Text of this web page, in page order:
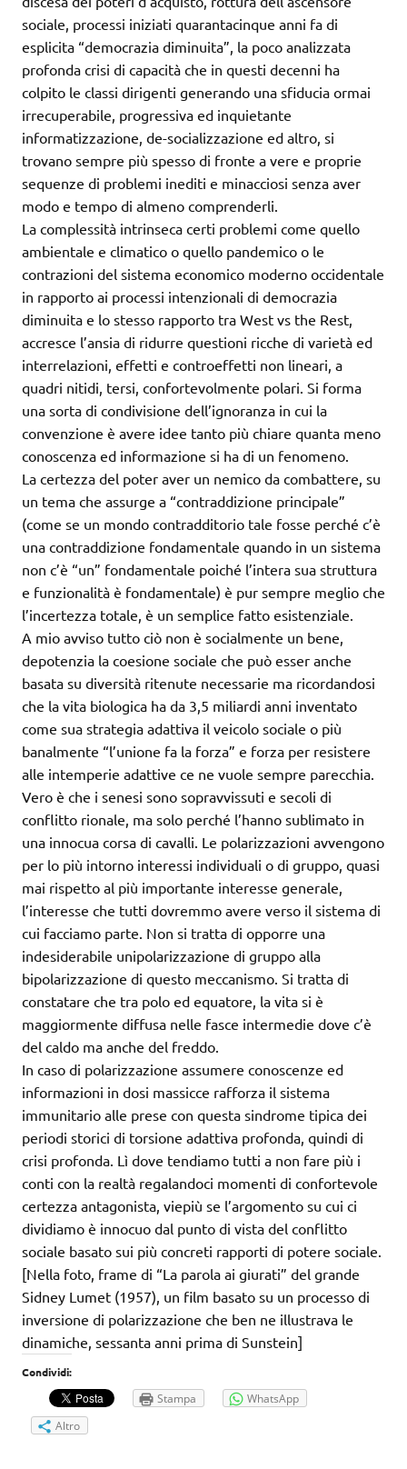
sociale, processi iniziati quarantacinque anni fa di
esplicita “democrazia diminuita”, la poco analizzata
profonda crisi di capacità che in questi decenni ha
colpito le classi dirigenti generando una sfiducia ormai
irrecuperabile, progressiva ed inquietante
informatizzazione, de-socializzazione ed altro, si
trovano sempre più spesso di fronte a vere e proprie
sequenze di problemi inediti e minacciosi senza aver
modo e tempo di almeno comprenderli.
La complessità intrinseca certi problemi come quello
ambientale e climatico o quello pandemico o le
contrazioni del sistema economico moderno occidentale
in rapporto ai processi intenzionali di democrazia
diminuita e lo stesso rapporto tra West vs the Rest,
accresce l’ansia di ridurre questioni ricche di varietà ed
interrelazioni, effetti e controeffetti non lineari, a
quadri nitidi, tersi, confortevolmente polari. Si forma
una sorta di condivisione dell’ignoranza in cui la
convenzione è avere idee tanto più chiare quanta meno
conoscenza ed informazione si ha di un fenomeno.
La certezza del poter aver un nemico da combattere, su
un tema che assurge a “contraddizione principale”
(come se un mondo contradditorio tale fosse perché c’è
una contraddizione fondamentale quando in un sistema
non c’è “un” fondamentale poiché l’intera sua struttura
e funzionalità è fondamentale) è pur sempre meglio che
l’incertezza totale, è un semplice fatto esistenziale.
A mio avviso tutto ciò non è socialmente un bene,
depotenzia la coesione sociale che può esser anche
basata su diversità ritenute necessarie ma ricordandosi
che la vita biologica ha da 3,5 miliardi anni inventato
come sua strategia adattiva il veicolo sociale o più
banalmente “l’unione fa la forza” e forza per resistere
alle intemperie adattive ce ne vuole sempre parecchia.
Vero è che i senesi sono sopravvissuti e secoli di
conflitto rionale, ma solo perché l’hanno sublimato in
una innocua corsa di cavalli. Le polarizzazioni avvengono
per lo più intorno interessi individuali o di gruppo, quasi
mai rispetto al più importante interesse generale,
l’interesse che tutti dovremmo avere verso il sistema di
cui facciamo parte. Non si tratta di opporre una
indesiderabile unipolarizzazione di gruppo alla
bipolarizzazione di questo meccanismo. Si tratta di
constatare che tra polo ed equatore, la vita si è
maggiormente diffusa nelle fasce intermedie dove c’è
del caldo ma anche del freddo.
In caso di polarizzazione assumere conoscenze ed
informazioni in dosi massicce rafforza il sistema
immunitario alle prese con questa sindrome tipica dei
periodi storici di torsione adattiva profonda, quindi di
crisi profonda. Lì dove tendiamo tutti a non fare più i
conti con la realtà regalandoci momenti di confortevole
certezza antagonista, viepiù se l’argomento su cui ci
dividiamo è innocuo dal punto di vista del conflitto
sociale basato sui più concreti rapporti di potere sociale.
[Nella foto, frame di “La parola ai giurati” del grande
Sidney Lumet (1957), un film basato su un processo di
inversione di polarizzazione che ben ne illustrava le
dinamiche, sessanta anni prima di Sunstein]
Condividi:
Stampa
WhatsApp
Altro